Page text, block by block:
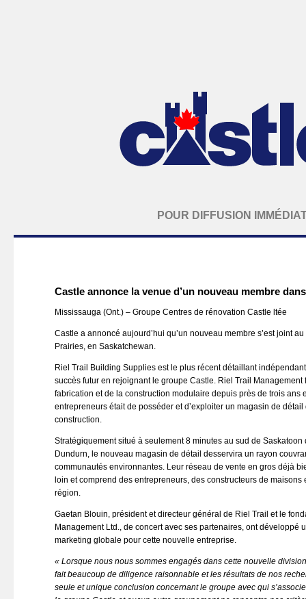
POUR DIFFUSION
Castle annonce la venue d’un nouveau membre
Mississauga (Ont.) – Groupe Centres de rénovation Castle ltée
Castle a annoncé aujourd’hui qu’un nouveau membre s’est joint
Prairies, en Saskatchewan.
Riel Trail Building Supplies est le plus récent détaillant
succès futur en rejoignant le groupe Castle. Riel Trail Management
fabrication et de la construction modulaire depuis près de trois ans
entrepreneurs était de posséder et d’exploiter un magasin de
construction.
Stratégiquement situé à seulement 8 minutes au sud de
Dundurn, le nouveau magasin de détail desservira un rayon
communautés environnantes. Leur réseau de vente en gros déjà
loin et comprend des entrepreneurs, des constructeurs de
région.
Gaetan Blouin, président et directeur général de Riel Trail et le
Management Ltd., de concert avec ses partenaires, ont développé
marketing globale pour cette nouvelle entreprise.
« Lorsque nous nous sommes engagés dans cette nouvelle
fait beaucoup de diligence raisonnable et les résultats de nos
seule et unique conclusion concernant le groupe avec qui